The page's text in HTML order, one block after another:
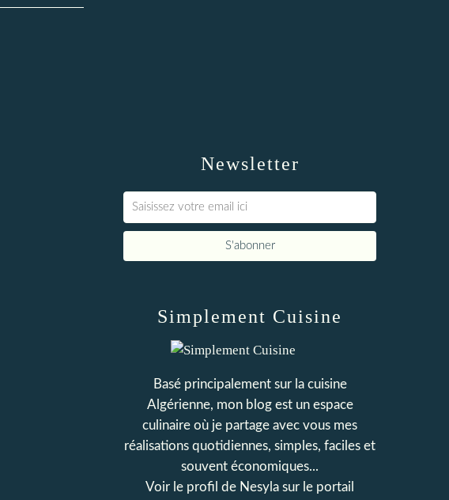
Newsletter
Simplement Cuisine
Basé principalement sur la cuisine
Algérienne, mon blog est un espace
culinaire où je partage avec vous mes
réalisations quotidiennes, simples, faciles et
souvent économiques...
Voir le profil de Nesyla sur le portail